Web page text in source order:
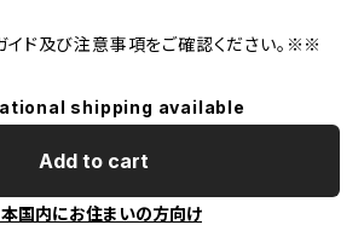
ド及び注意事項をご確認ください。※※
shipping available
Add to cart
国内にお住まいの方向け